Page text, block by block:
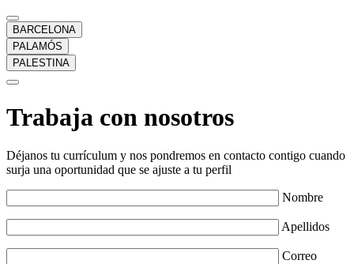
BARCELONA
PALAMÓS
PALESTINA
Trabaja con nosotros
Déjanos tu currículum y nos pondremos en contacto contigo cuando
surja una oportunidad que se ajuste a tu perfil
Nombre
Apellidos
Correo